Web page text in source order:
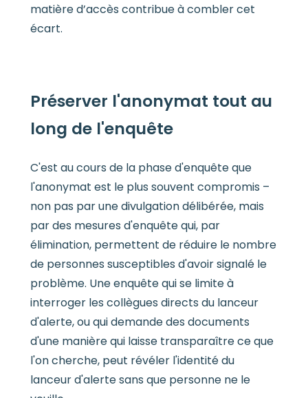
matière d’accès contribue à combler cet
écart.
Préserver l'anonymat tout au
long de l'enquête
C'est au cours de la phase d'enquête que
l'anonymat est le plus souvent compromis –
non pas par une divulgation délibérée, mais
par des mesures d'enquête qui, par
élimination, permettent de réduire le nombre
de personnes susceptibles d'avoir signalé le
problème. Une enquête qui se limite à
interroger les collègues directs du lanceur
d'alerte, ou qui demande des documents
d'une manière qui laisse transparaître ce que
l'on cherche, peut révéler l'identité du
lanceur d'alerte sans que personne ne le